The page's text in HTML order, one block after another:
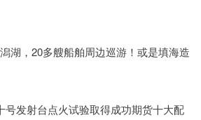
湖，20多艘船舶周边巡游！或是填海造
号发射台点火试验取得成功期货十大配